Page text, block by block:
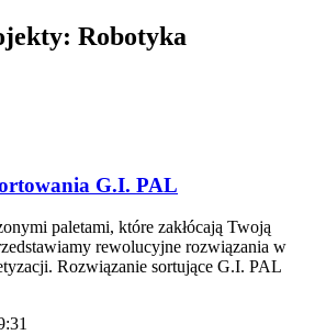
Robotyka
G.I. PAL
paletami, które zakłócają Twoją
rewolucyjne rozwiązania w
Rozwiązanie sortujące G.I. PAL